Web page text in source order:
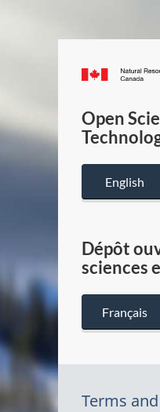
Open
English
Dépôt
sciences
Français
Terms and